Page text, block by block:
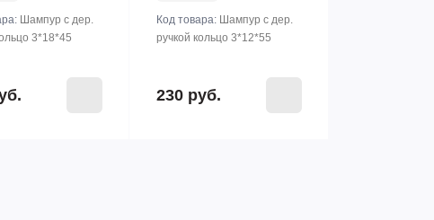
Шампур с дер.
3*18*45
Код товара: Шампур с дер.
ручкой кольцо 3*12*55
230 руб.